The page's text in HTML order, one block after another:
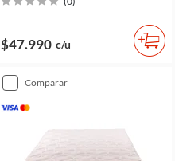
$47.990 c/u
comparar